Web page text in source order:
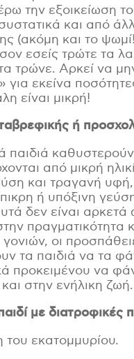
την εξοικείωση
συστατικά και από
(ακόμη και το
εσείς τρώτε τα
τρώνε. Αρκεί να
για εκείνα
είναι μικρή!
ή
παιδιά
από μικρή
και τραγανή υφή,
ή υπόξινη
δεν είναι αρκετά
πραγματικότητα
οι
τα παιδιά να τα
προκειμένου να
στην ενήλικη ζωή.
με διατροφικές
του εκατομμυρίου.